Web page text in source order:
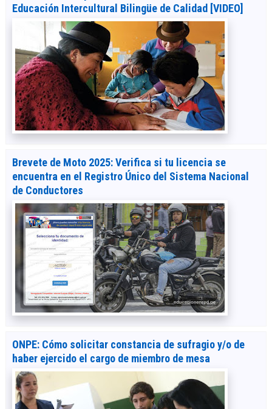
Educación Intercultural Bilingüe de Calidad [VIDEO]
Brevete de Moto 2025: Verifica si tu licencia se
encuentra en el Registro Único del Sistema Nacional
de Conductores
ONPE: Cómo solicitar constancia de sufragio y/o de
haber ejercido el cargo de miembro de mesa